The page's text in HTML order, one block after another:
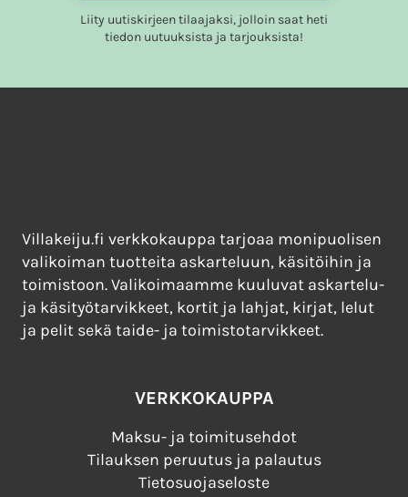
Liity uutiskirjeen tilaajaksi, jolloin saat heti
tiedon uutuuksista ja tarjouksista!
Villakeiju.fi verkkokauppa tarjoaa monipuolisen
valikoiman tuotteita askarteluun, käsitöihin ja
toimistoon. Valikoimaamme kuuluvat askartelu-
ja käsityötarvikkeet, kortit ja lahjat, kirjat, lelut
ja pelit sekä taide- ja toimistotarvikkeet.
VERKKOKAUPPA
Maksu- ja toimitusehdot
Tilauksen peruutus ja palautus
Tietosuojaseloste